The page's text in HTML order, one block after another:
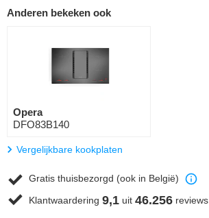
Anderen bekeken ook
Opera
DFO83B140
Vergelijkbare kookplaten
Gratis thuisbezorgd (ook in België)
Klantwaardering 9,1 uit 46.256 reviews